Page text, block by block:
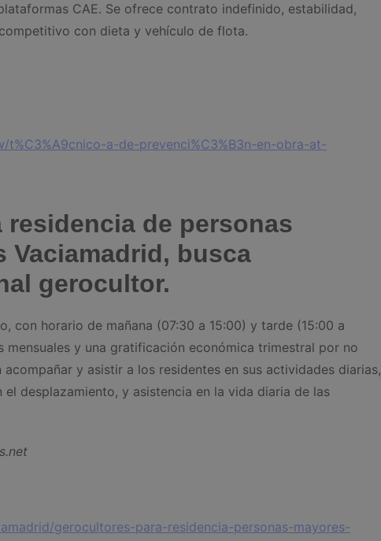
CAE. Se ofrece contrato indefinido, estabilidad,
con dieta y vehículo de flota.
a-de-prevenci%C3%B3n-en-obra-at-
residencia de personas
Vaciamadrid, busca
gerocultor.
con horario de mañana (07:30 a 15:00) y tarde (15:00 a
mensuales y una gratificación económica trimestral por no
y asistir a los residentes en sus actividades diarias,
desplazamiento, y asistencia en la vida diaria de las
gerocultores-para-residencia-personas-mayores-